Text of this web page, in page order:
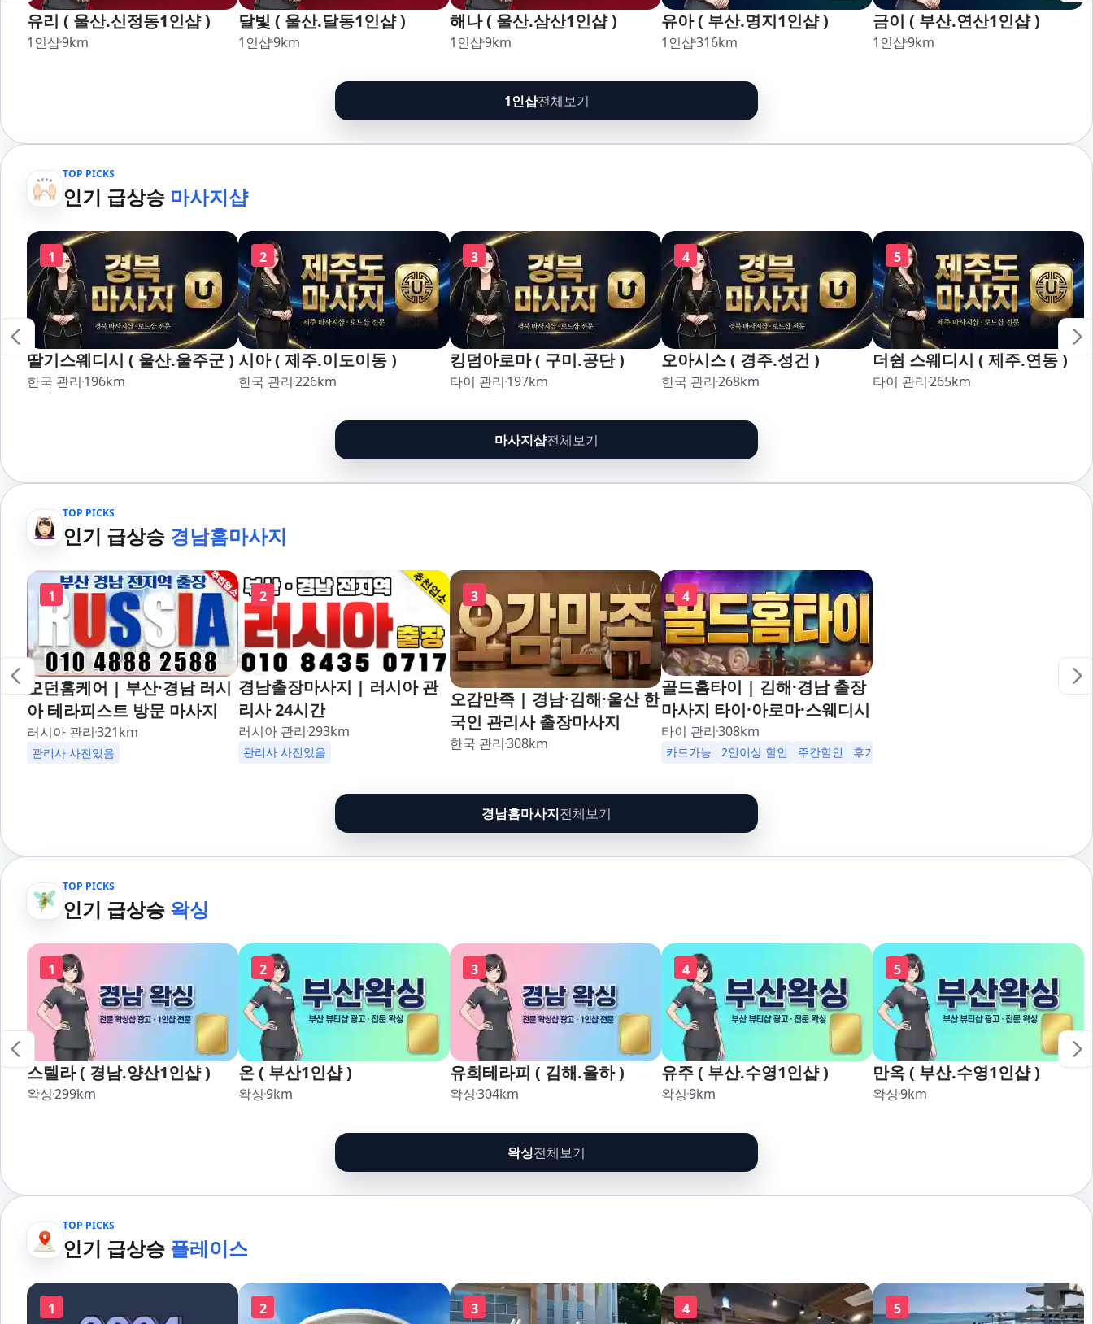
유리 ( 울산.신정동1인샵 )
1인샵9km
달빛 ( 울산.달동1인샵 )
1인샵9km
해나 ( 울산.삼산1인샵 )
1인샵9km
유아 ( 부산.명지1인샵 )
1인샵316km
금이 ( 부산.연산1인샵 )
1인샵9km
1인샵전체보기
TOP PICKS
인기 급상승 마사지샵
1
딸기스웨디시 ( 울산.울주군 )
한국 관리 196km
2
시아 ( 제주.이도이동 )
한국 관리226km
3
킹덤아로마 ( 구미.공단 )
타이 관리 197km
4
오아시스 ( 경주.성건 )
한국 관리268km
5
더쉼 스웨디시 ( 제주.연동 )
타이 관리265km
마사지샵전체보기
TOP PICKS
인기 급상승 경남홈마사지
1
모던홈케어 | 부산·경남 러시
아 테라피스트 방문 마사지
러시아 관리321km
관리사 사진있음
2
경남출장마사지 | 러시아 관
리사 24시간
러시아 관리293km
관리사 사진있음
3
오감만족 | 경남·김해·울산 한
국인 관리사 출장마사지
한국 관리308km
4
골드홈타이 | 김해·경남 출장
마사지 타이·아로마·스웨디시
타이 관리308km
카드가능 2인이상 할인 주간할인 후기할인
경남홈마사지전체보기
TOP PICKS
인기 급상승 왁싱
1
스텔라 ( 경남.양산1인샵 )
왁싱299km
2
온 ( 부산1인샵 )
왁싱9km
3
유희테라피 ( 김해.율하 )
왁싱304km
4
유주 ( 부산.수영1인샵 )
왁싱9km
5
만옥 ( 부산.수영1인샵 )
왁싱9km
왁싱전체보기
TOP PICKS
인기 급상승 플레이스
1 2 3 4 5